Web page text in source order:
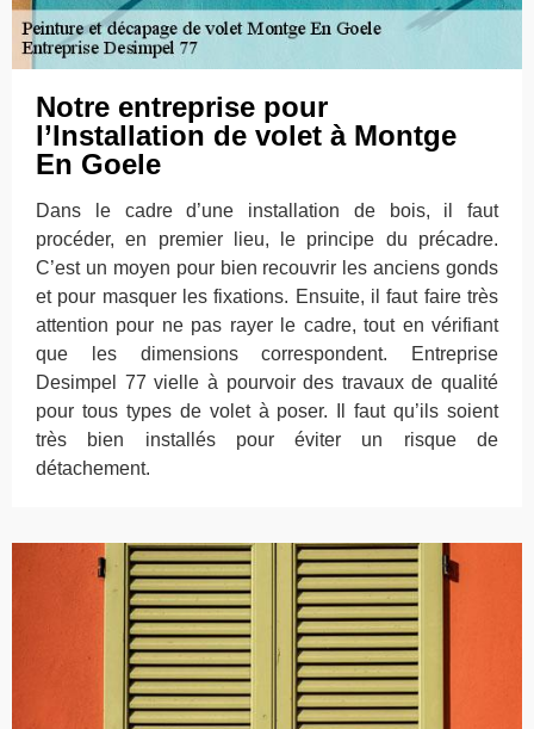
Notre entreprise pour
l’Installation de volet à Montge
En Goele
Dans le cadre d’une installation de bois, il faut
procéder, en premier lieu, le principe du précadre.
C’est un moyen pour bien recouvrir les anciens gonds
et pour masquer les fixations. Ensuite, il faut faire très
attention pour ne pas rayer le cadre, tout en vérifiant
que les dimensions correspondent. Entreprise
Desimpel 77 vielle à pourvoir des travaux de qualité
pour tous types de volet à poser. Il faut qu’ils soient
très bien installés pour éviter un risque de
détachement.